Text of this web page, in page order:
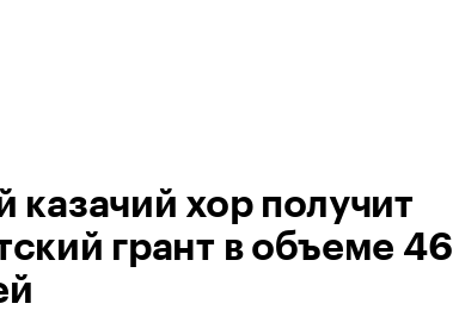
казачий хор получит
грант в объеме 46